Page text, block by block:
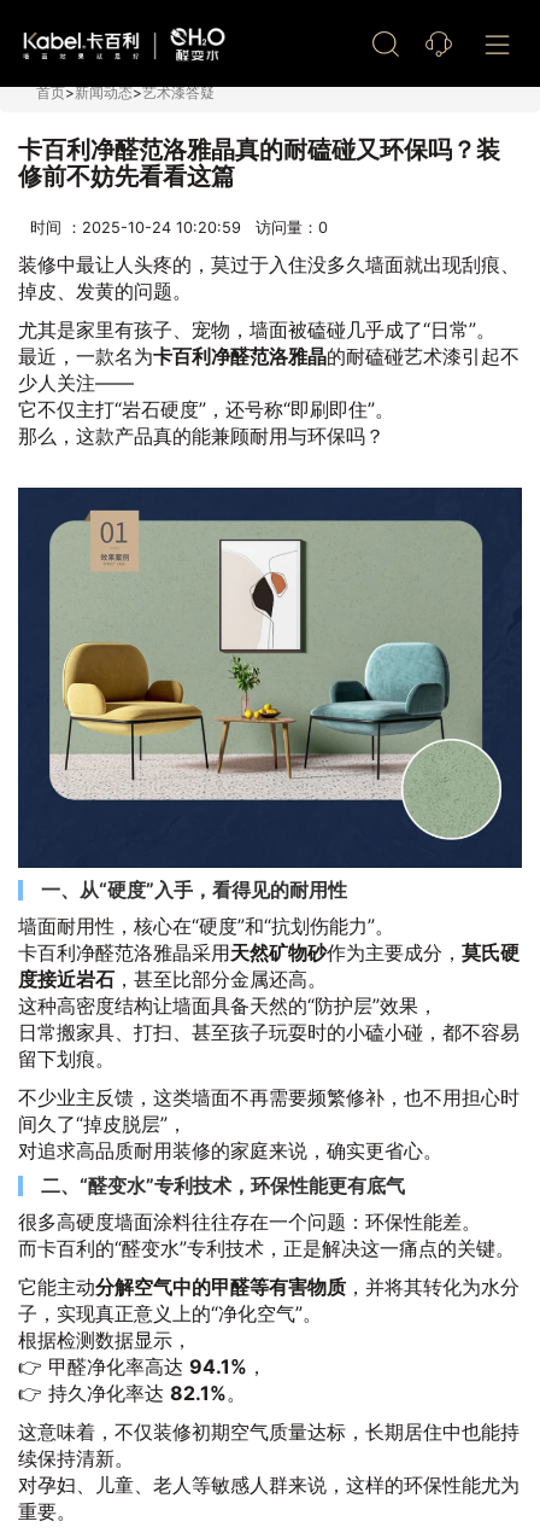
首页>新闻动态>艺术漆答疑
卡百利净醛范洛雅晶真的耐磕碰又环保吗？装
修前不妨先看看这篇
时间 ：2025-10-24 10:20:59 访问量： 0
装修中最让人头疼的，莫过于入住没多久墙面就出现刮痕、
掉皮、发黄的问题。
尤其是家里有孩子、宠物，墙面被磕碰几乎成了“日常”。
最近，一款名为卡百利净醛范洛雅晶的耐磕碰艺术漆引起不
少人关注——
它不仅主打“岩石硬度”，还号称“即刷即住”。
那么，这款产品真的能兼顾耐用与环保吗？
一、从“硬度”入手，看得见的耐用性
墙面耐用性，核心在“硬度”和“抗划伤能力”。
卡百利净醛范洛雅晶采用天然矿物砂作为主要成分， 莫氏硬
度接近岩石 ，甚至比部分金属还高。
这种高密度结构让墙面具备天然的“防护层”效果，
日常搬家具、打扫、甚至孩子玩耍时的小磕小碰，都不容易
留下划痕。
不少业主反馈，这类墙面不再需要频繁修补，也不用担心时
间久了“掉皮脱层”，
对追求高品质耐用装修的家庭来说，确实更省心。
二、“醛变水”专利技术，环保性能更有底气
很多高硬度墙面涂料往往存在一个问题：环保性能差。
而卡百利的“醛变水”专利技术，正是解决这一痛点的关键。
它能主动分解空气中的甲醛等有害物质 ，并将其转化为水分
子，实现真正意义上的“净化空气”。
根据检测数据显示，
👉 甲醛净化率高达 94.1% ，
👉 持久净化率达 82.1%。
这意味着，不仅装修初期空气质量达标，长期居住中也能持
续保持清新。
对孕妇、儿童、老人等敏感人群来说，这样的环保性能尤为
重要。